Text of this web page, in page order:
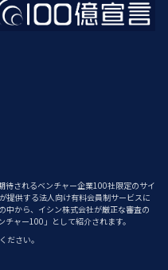
待されるベンチャー企業100社限定のサイ
提供する法人向け有料会員制サービスに
中から、イシン株式会社が厳正な審査の
ャー100」として紹介されます。
ださい。